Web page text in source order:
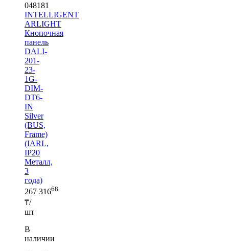
048181
INTELLIGENT
ARLIGHT
Кнопочная
панель
DALI-
201-
23-
1G-
DIM-
DT6-
IN
Silver
(BUS,
Frame)
(IARL,
IP20
Металл,
3
года)
267 31668
₸/
шт
В
наличии